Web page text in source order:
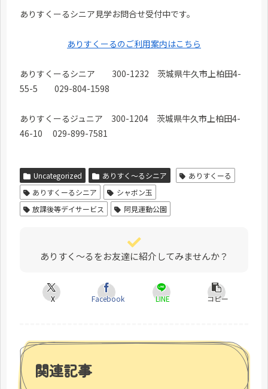
ありすくーるシニア見学お問合せ受付中です。
ありすくーるのご利用案内はこちら
ありすくーるシニア 300-1232 茨城県牛久市上柏田4-
55-5 029-804-1598
ありすくーるジュニア 300-1204 茨城県牛久市上柏田4-
46-10 029-899-7581
Uncategorized ありすく～るシニア
ありすくーる
ありすくーるシニア
シャボン玉
放課後等デイサービス
阿見運動公園
ありすく～るをお友達に紹介してみませんか？
X Facebook LINE コピー
関連記事